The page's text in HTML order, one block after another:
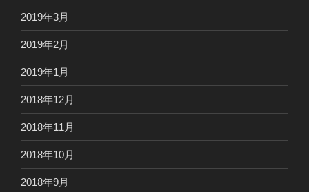
2019年3月
2019年2月
2019年1月
2018年12月
2018年11月
2018年10月
2018年9月